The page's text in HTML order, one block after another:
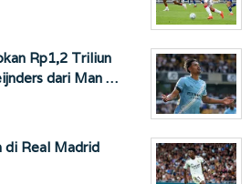
Rp1,2 Triliun
dari Man …
di Real Madrid